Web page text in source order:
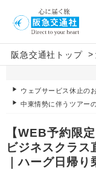
阪急交通社トップ >
ウェブサービス休止の
中東情勢に伴うツアー
【WEB予約限
ビジネスクラス
｜ハーグ日帰り